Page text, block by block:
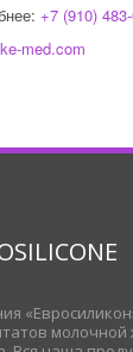
+7 (910)
med.com